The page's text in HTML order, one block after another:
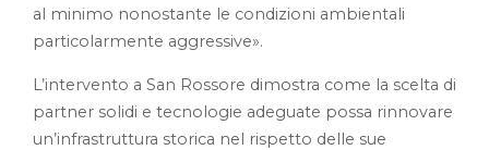
al minimo nonostante le condizioni ambientali
particolarmente aggressive».
L’intervento a San Rossore dimostra come la scelta di
partner solidi e tecnologie adeguate possa rinnovare
un’infrastruttura storica nel rispetto delle sue